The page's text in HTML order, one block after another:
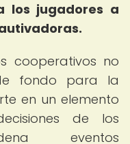
los jugadores a
cooperativos no
fondo para la
en un elemento
de los
eventos